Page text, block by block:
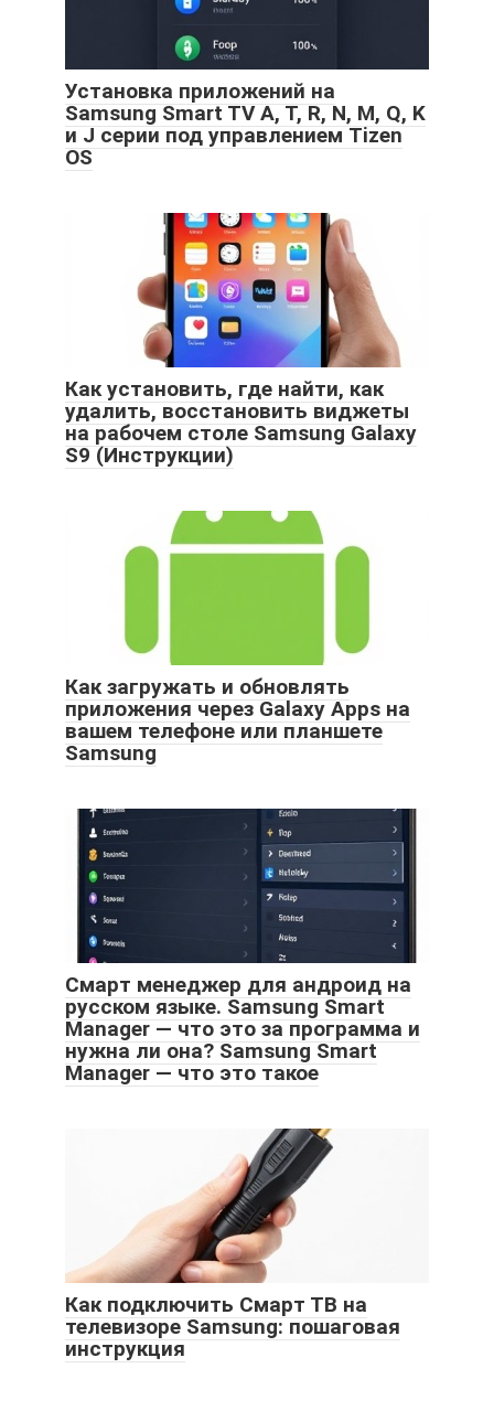
Установка приложений на
Samsung Smart TV A, T, R, N, M, Q, K
и J серии под управлением Tizen
OS
Как установить, где найти, как
удалить, восстановить виджеты
на рабочем столе Samsung Galaxy
S9 (Инструкции)
Как загружать и обновлять
приложения через Galaxy Apps на
вашем телефоне или планшете
Samsung
Смарт менеджер для андроид на
русском языке. Samsung Smart
Manager — что это за программа и
нужна ли она? Samsung Smart
Manager — что это такое
Как подключить Смарт ТВ на
телевизоре Samsung: пошаговая
инструкция